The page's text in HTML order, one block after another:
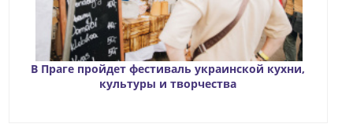
В Праге пройдет фестиваль украинской кухни,
культуры и творчества